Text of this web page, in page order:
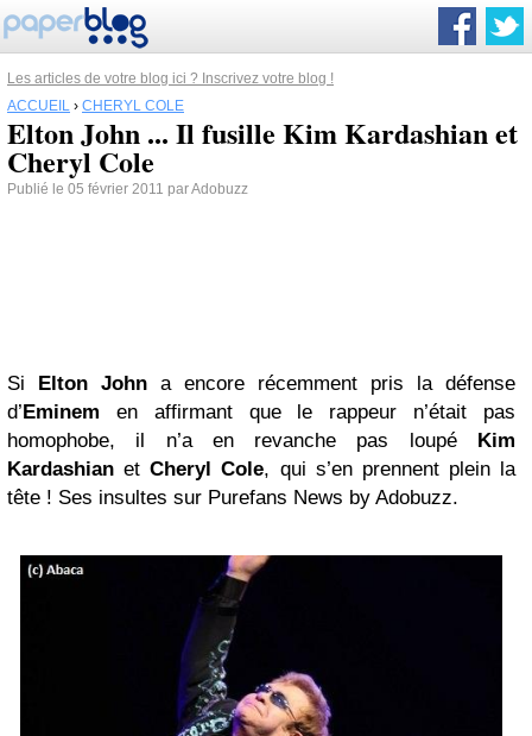
Les articles de votre blog ici ? Inscrivez votre blog !
ACCUEIL › CHERYL COLE
Elton John ... Il fusille Kim Kardashian et
Cheryl Cole
Publié le 05 février 2011 par Adobuzz
Si Elton John a encore récemment pris la défense
d’Eminem en affirmant que le rappeur n’était pas
homophobe, il n’a en revanche pas loupé Kim
Kardashian etCheryl Cole, qui s’en prennent plein la
tête ! Ses insultes sur Purefans News by Adobuzz.